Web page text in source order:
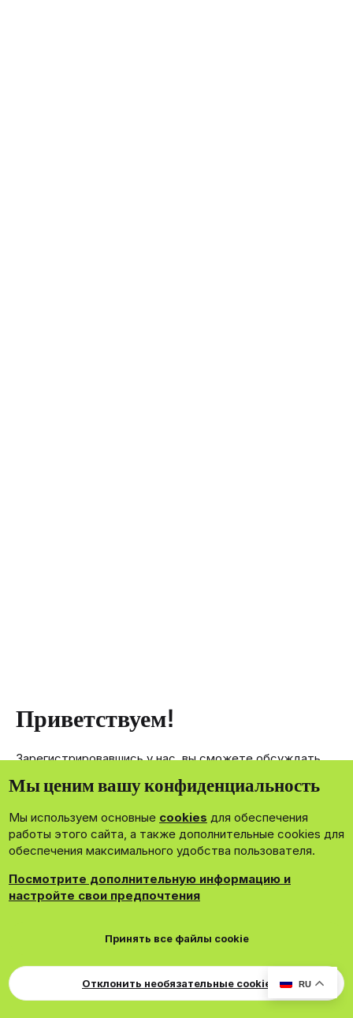
RU
Приветствуем!
Зарегистрировавшись у нас, вы сможете обсуждать,
членам нашего сообщества.
Зарегистрироваться сейчас!
DohTheme
Cookies Russian Обратная связь
Поддержка
Для правообладателей
EN Soundmain
Условия и правила
Политика конфиденциальности
Мы ценим вашу конфиденциальность
Мы используем основные cookies для обеспечения
работы этого сайта, а также дополнительные cookies для
обеспечения максимального удобства пользователя.
Посмотрите дополнительную информацию и
настройте свои предпочтения
Принять все файлы cookie
Отклонить необязательные cookie